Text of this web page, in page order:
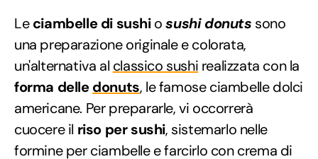
Leciambelle di sushiosushi donuts sono
una preparazione originale e colorata,
un'alternativa al classico sushi realizzata con la
forma delledonuts, le famose ciambelle dolci
americane. Per prepararle, vi occorrerà
cuocere il riso per sushi, sistemarlo nelle
formine per ciambelle e farcirlo con crema di